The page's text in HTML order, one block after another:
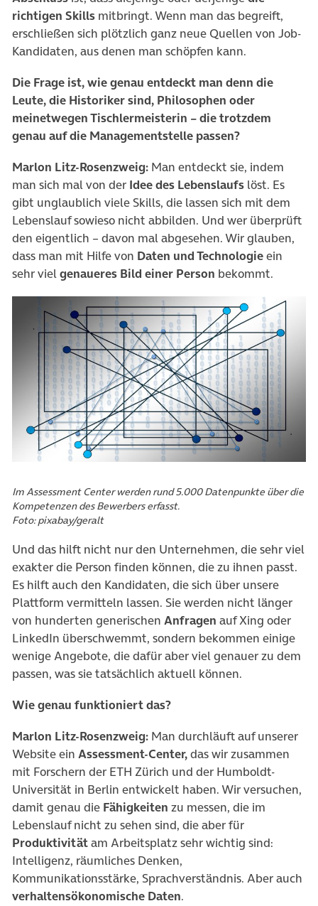
richtigen Skills mitbringt. Wenn man das begreift,
erschließen sich plötzlich ganz neue Quellen von Job-
Kandidaten, aus denen man schöpfen kann.
Die Frage ist, wie genau entdeckt man denn die
Leute, die Historiker sind, Philosophen oder
meinetwegen Tischlermeisterin – die trotzdem
genau auf die Managementstelle passen?
Marlon Litz-Rosenzweig: Man entdeckt sie, indem
man sich mal von der Idee des Lebenslaufs löst. Es
gibt unglaublich viele Skills, die lassen sich mit dem
Lebenslauf sowieso nicht abbilden. Und wer überprüft
den eigentlich – davon mal abgesehen. Wir glauben,
dass man mit Hilfe von Daten und Technologieein
sehr vielgenaueres Bild einer Person bekommt.
Im Assessment Center werden rund 5.000 Datenpunkte über die
Kompetenzen des Bewerbers erfasst.
Foto: pixabay/geralt
Und das hilft nicht nur den Unternehmen, die sehr viel
exakter die Person finden können, die zu ihnen passt.
Es hilft auch den Kandidaten, die sich über unsere
Plattform vermitteln lassen. Sie werden nicht länger
von hunderten generischen Anfragen auf Xing oder
LinkedIn überschwemmt, sondern bekommen einige
wenige Angebote, die dafür aber viel genauer zu dem
passen, was sie tatsächlich aktuell können.
Wie genau funktioniert das?
Marlon Litz-Rosenzweig: Man durchläuft auf unserer
Website ein Assessment-Center,das wir zusammen
mit Forschern der ETH Zürich und der Humboldt-
Universität in Berlin entwickelt haben. Wir versuchen,
damit genau die Fähigkeiten zu messen, die im
Lebenslauf nicht zu sehen sind, die aber für
Produktivitätam Arbeitsplatz sehr wichtig sind:
Intelligenz, räumliches Denken,
Kommunikationsstärke, Sprachverständnis. Aber auch
verhaltensökonomische Daten.